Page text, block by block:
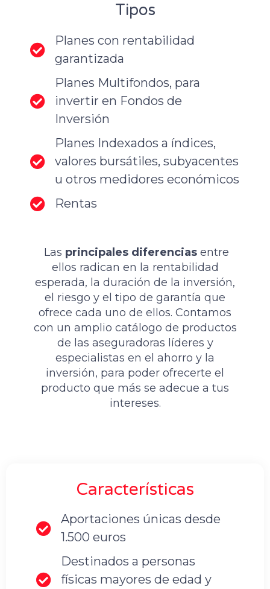
Tipos
Planes con rentabilidad
garantizada
Planes Multifondos, para
invertir en Fondos de
Inversión
Planes Indexados a índices,
valores bursátiles, subyacentes
u otros medidores económicos
Rentas
Las principales diferencias entre
ellos radican en la rentabilidad
esperada, la duración de la inversión,
el riesgo y el tipo de garantía que
ofrece cada uno de ellos. Contamos
con un amplio catálogo de productos
de las aseguradoras líderes y
especialistas en el ahorro y la
inversión, para poder ofrecerte el
producto que más se adecue a tus
intereses.
Características
Aportaciones únicas desde
1.500 euros
Destinados a personas
físicas mayores de edad y